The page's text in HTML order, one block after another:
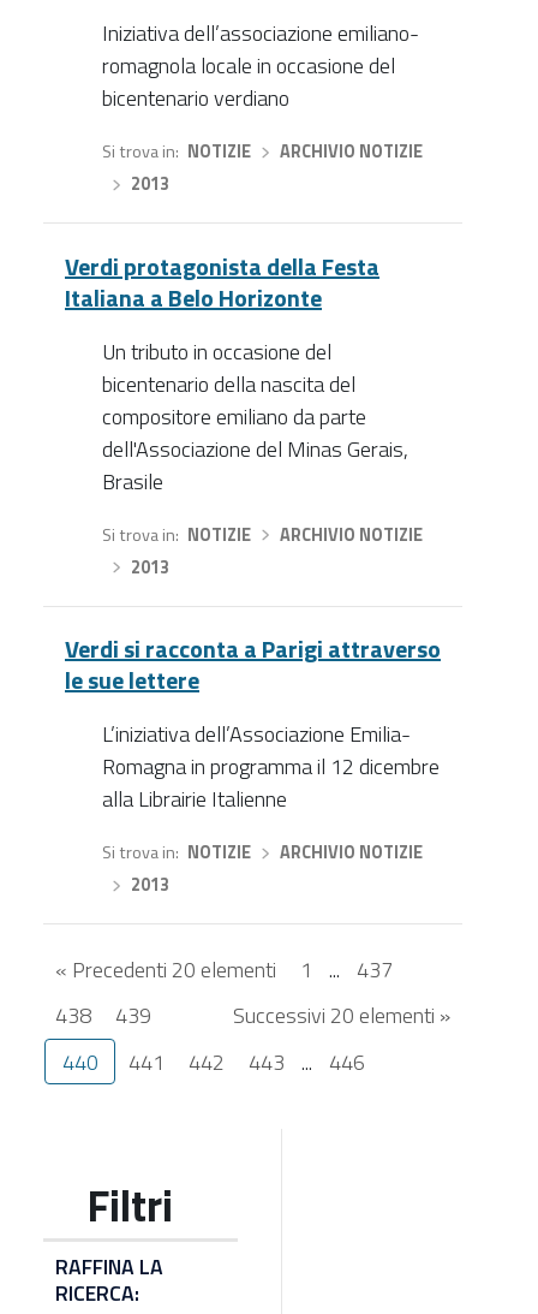
Iniziativa dell’associazione emiliano-
romagnola locale in occasione del
bicentenario verdiano
Si trova in NOTIZIE›
ARCHIVIO NOTIZIE
2013
Verdi protagonista della Festa
Italiana a Belo Horizonte
Un tributo in occasione del
bicentenario della nascita del
compositore emiliano da parte
dell'Associazione del Minas Gerais,
Brasile
Si trova in NOTIZIE›
ARCHIVIO NOTIZIE
2013
Verdi si racconta a Parigi attraverso
le sue lettere
L’iniziativa dell’Associazione Emilia-
Romagna in programma il 12 dicembre
alla Librairie Italienne
Si trova in NOTIZIE›
ARCHIVIO NOTIZIE
2013
« Precedenti 20 elementi
Successivi 20 elementi »
1 ... 437
438
439
440
441 442 443 ... 446
RAFFINA LA
RICERCA: